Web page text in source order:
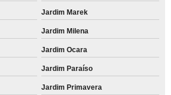
Jardim Marek
Jardim Milena
Jardim Ocara
Jardim Paraíso
Jardim Primavera